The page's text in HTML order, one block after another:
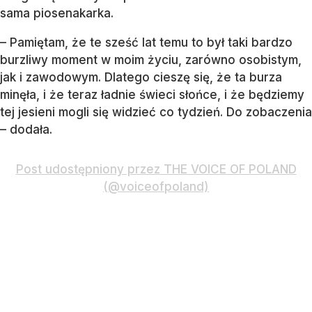
sama piosenakarka.
– Pamiętam, że te sześć lat temu to był taki bardzo
burzliwy moment w moim życiu, zarówno osobistym,
jak i zawodowym. Dlatego cieszę się, że ta burza
minęła, i że teraz ładnie świeci słońce, i że będziemy
tej jesieni mogli się widzieć co tydzień. Do zobaczenia
– dodała.
Post udostępniony przez THE VOICE OF POLAND
(@voiceofpoland)